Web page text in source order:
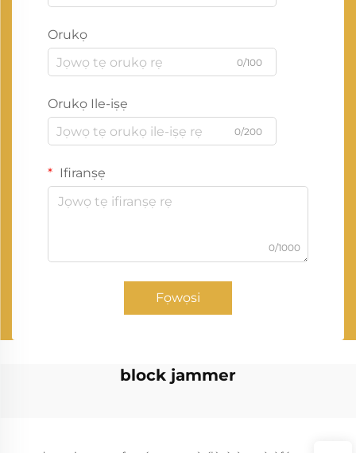
Orukọ
0/100
Orukọ Ile-iṣẹ
0/200
Ifiranṣẹ
0/1000
Fọwọsi
block jammer